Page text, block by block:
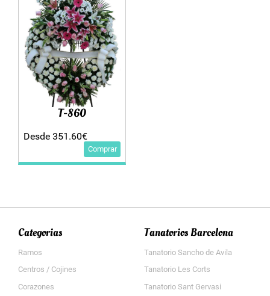
T-860
Desde 351.60€
Comprar
Categorias
Ramos
Centros / Cojines
Corazones
Tanatorios Barcelona
Tanatorio Sancho de Avila
Tanatorio Les Corts
Tanatorio Sant Gervasi